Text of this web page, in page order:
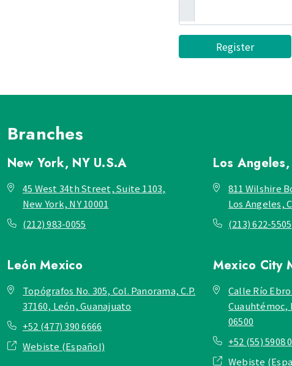
Branches
New York, NY U.S.A
45 West 34th Street, Suite 1103,
New York, NY 10001
(212) 983-0055
Los
811 Wilshire
Los Angeles,
(213) 622-5505
LeónMexico
Topógrafos No. 305, Col. Panorama, C.P.
37160, León, Guanajuato
+52 (477) 390 6666
Webiste (Español)
Mexico City
Calle Río
Cuauhtémoc,
06500
+52 (55) 5908
Webiste